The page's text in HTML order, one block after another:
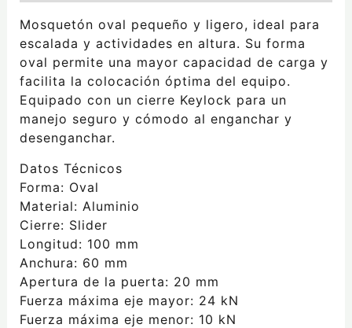
Mosquetón oval pequeño y ligero, ideal para
escalada y actividades en altura. Su forma
oval permite una mayor capacidad de carga y
facilita la colocación óptima del equipo.
Equipado con un cierre Keylock para un
manejo seguro y cómodo al enganchar y
desenganchar.
Datos Técnicos
Forma: Oval
Material: Aluminio
Cierre: Slider
Longitud: 100 mm
Anchura: 60 mm
Apertura de la puerta: 20 mm
Fuerza máxima eje mayor: 24 kN
Fuerza máxima eje menor: 10 kN